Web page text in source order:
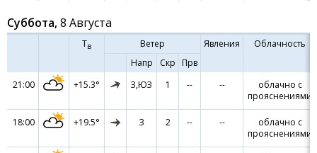
Суббота,8 Августа
Тв Ветер Явления
Облачность
Напр
Скр Прв
21:00
+15.3° З,ЮЗ 1 -- --
облачно с
прояснениями
18:00 +19.5° З 2 -- --
облачно с
прояснениями